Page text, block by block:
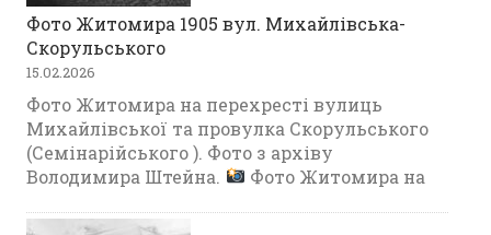
Фото Житомира 1905 вул. Михайлівська-
Скорульського
15.02.2026
Фото Житомира на перехресті вулиць
Михайлівської та провулка Скорульського
(Семінарійського ). Фото з архіву
Володимира Штейна.
Фото Житомира на